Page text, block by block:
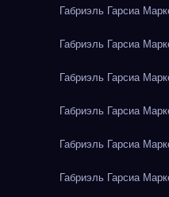
Габриэль Гарсиа
Габриэль Гарсиа
Габриэль Гарсиа
Габриэль Гарсиа
Габриэль Гарсиа
Габриэль Гарсиа